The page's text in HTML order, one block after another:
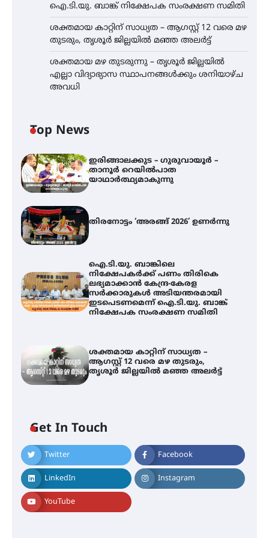
ഐ.ടി.യു. ബാങ്ക് നിക്ഷേപക സംരക്ഷണ സമിതി
ശക്തമായ കാറ്റിന് സാധ്യത – ആഗസ്റ്റ് 12 വരെ മഴ
തുടരും, തൃശൂർ ജില്ലയിൽ മഞ്ഞ അലർട്ട്
ശക്തമായ മഴ തുടരുന്നു – തൃശൂർ ജില്ലയിൽ
എല്ലാ വിദ്യാഭ്യാസ സ്ഥാപനങ്ങൾക്കും ശനിയാഴ്ച
അവധി
Top News
ഇരിങ്ങാലക്കുട – ഗുരുവായൂർ –
താനൂർ റെയിൽപാത
യാഥാർത്ഥ്യമാകുന്നു
തിരനോട്ടം ‘അരങ്ങ് 2026’ ഉണർന്നു
ഐ.ടി.യു. ബാങ്കിലെ
നിക്ഷേപകർക്ക് പണം തിരികെ
ലഭ്യമാക്കാൻ കേന്ദ്ര-കേരള
സർക്കാരുകൾ അടിയന്തരമായി
ഇടപെടണമെന്ന് ഐ.ടി.യു. ബാങ്ക്
നിക്ഷേപക സംരക്ഷണ സമിതി
ശക്തമായ കാറ്റിന് സാധ്യത –
ആഗസ്റ്റ് 12 വരെ മഴ തുടരും,
തൃശൂർ ജില്ലയിൽ മഞ്ഞ അലർട്ട്
Get In Touch
Twitter Facebook
LinkedIn Instagram
YouTube
നിക്ഷേപകർക്ക് പണം തിരികെ
ലഭ്യമാക്കാൻ കേന്ദ്ര-കേരള
സർക്കാരുകൾ അടിയന്തരമായി
ഇടപെടണമെന്ന് ഐ.ടി.യു. ബാങ്ക്
നിക്ഷേപക സംരക്ഷണ സമിതി